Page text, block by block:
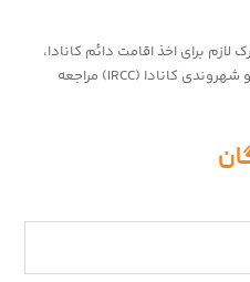
برای اخذ اقامت دائم کانادا،
می توانید به وب سایت اداره مهاجرت و شهروندی کانادا (IRCC) مراجعه